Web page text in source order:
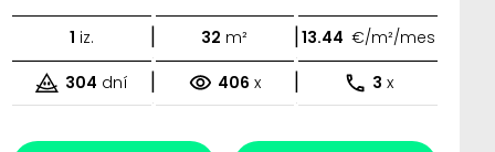
1 iz. | 32 m² | 13.44 €/m²/mes
304 dní | 406 x | 3 x